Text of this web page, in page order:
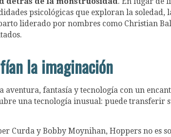
psicológicas que exploran la soledad,
liderado por nombres como Christian
la imaginación
aventura, fantasía y tecnología con un
una tecnología inusual: puede transferir
Curda y Bobby Moynihan, Hoppers no es